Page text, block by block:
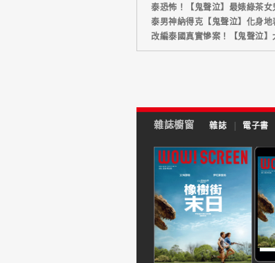
泰恐怖！【鬼聲泣】最婊綠茶
泰男神納得克【鬼聲泣】化身
改編泰國真實慘案！【鬼聲泣
雜誌櫥窗 雜誌 | 電子書